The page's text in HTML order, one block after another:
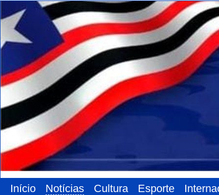
Início Notícias Cultura Esporte